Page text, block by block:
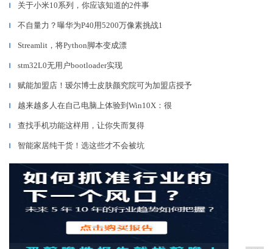
▎ 关于小米10系列，你应该知道的2件事
▎ 不自量力？曝华为P40用5200万像素挑战1
▎ Streamlit，将Python脚本变成漂
▎ stm32L0无用户bootloader实现
▎ 赋能加盟店！瑷尔博士皮肤颜究院可为加盟店授予
▎ 越来越多人在自己电脑上体验到Win10X：很
▎ 查找手机功能这样用，让你失而复得
▎ 智能家居纯干货！选这些才不会被坑